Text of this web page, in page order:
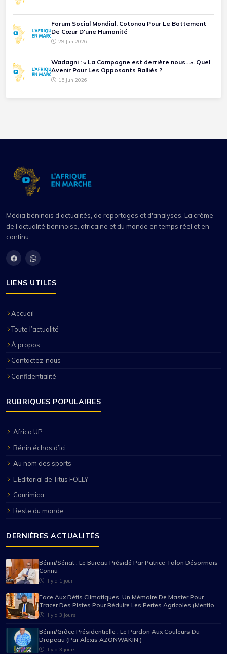
Forum Social Mondial, Cotonou Pour Le Battement
De Cœur D'une Humanité
29 Jun 2026
Wadagni : « La Campagne est derrière nous...». Quel
Avenir Pour Les Opposants Ralliés ?
15 Jun 2026
Média béninois d'actualités, de reportages et d'analyses. La crème
de l'actualité béninoise, africaine et du monde en temps réel et en
continu.
LIENS UTILES
Accueil
Toute l’actualité
À propos
Contactez-nous
Confidentialité
RUBRIQUES POPULAIRES
Africa UP
Bénin échos d’ici
Au nom des sports
L’Editorial de Titus FOLLY
Caurimica
Reste du monde
DERNIÈRES ACTUALITÉS
Bénin/Sénat : Le Bureau Présidé Par Patrice Talon Désormais
Connu
il y a 1 jour
Face Aux Défis Climatiques, Un Mémoire De Master Pour
Tracer Des Pistes Pour Réduire Les Pertes Agricoles.(Mention
Très Bien Pour Mario Pancrace Sossou-Houessou)
il y a 3 jours
Bénin/Grâce Présidentielle : Le Pardon Aux Couleurs Du
Drapeau (Par Alexis AZONWAKIN )
il y a 3 jours